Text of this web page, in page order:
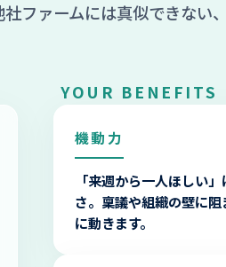
ファームには真似できない
YOUR BENEFITS
機動力
「来週から一人ほしい
さ。稟議や組織の壁に
に動きます。